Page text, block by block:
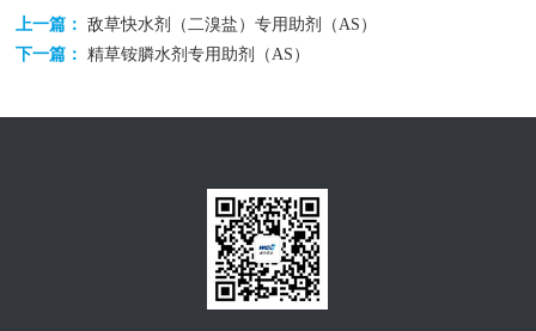
上一篇：敌草快水剂（二溴盐）专用助剂（AS）
下一篇：精草铵膦水剂专用助剂（AS）